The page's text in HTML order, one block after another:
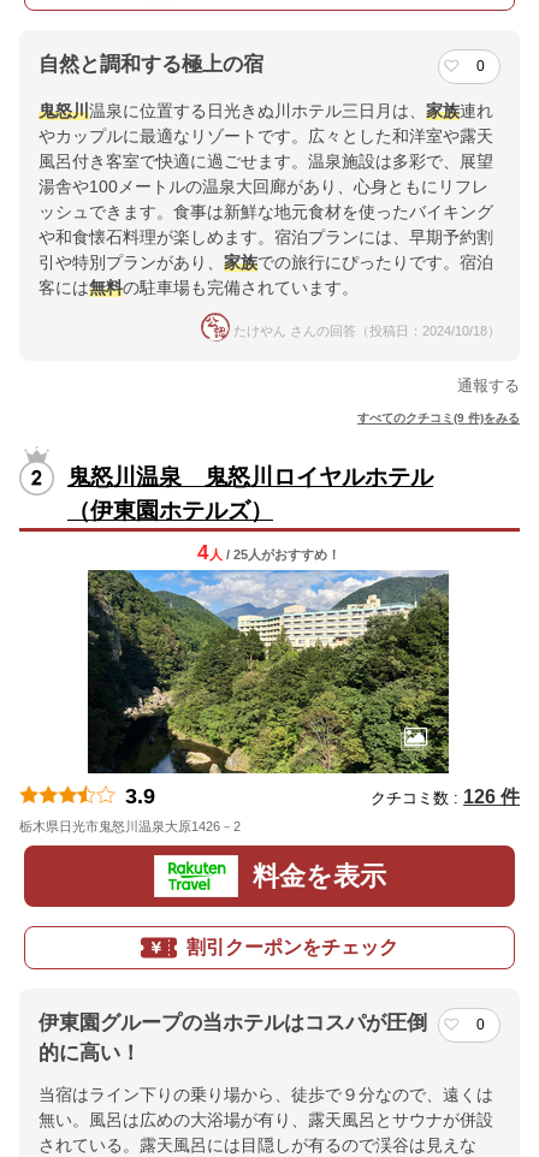
自然と調和する極上の宿 0
鬼怒川温泉に位置する日光きぬ川ホテル三日月は、 家族連れ
やカップルに最適なリゾートです。広々とした和洋室や露天
風呂付き客室で快適に過ごせます。温泉施設は多彩で、展望
湯舎や100メートルの温泉大回廊があり、心身ともにリフレ
ッシュできます。食事は新鮮な地元食材を使ったバイキング
や和食懐石料理が楽しめます。宿泊プランには、早期予約割
引や特別プランがあり、 家族での旅行にぴったりです。宿泊
客には無料の駐車場も完備されています。
たけやん さんの回答（投稿日：2024/10/18）
通報する
すべてのクチコミ(9 件)をみる
鬼怒川温泉 鬼怒川ロイヤルホテル
（伊東園ホテルズ）
4人 / 25人がおすすめ！
3.9 クチコミ数 : 126 件
栃木県日光市鬼怒川温泉大原1426－2
料金を表示
割引クーポンをチェック
伊東園グループの当ホテルはコスパが圧倒
的に高い！
0
当宿はライン下りの乗り場から、徒歩で９分なので、遠くは
無い。風呂は広めの大浴場が有り、露天風呂とサウナが併設
されている。露天風呂には目隠しが有るので渓谷は見えな